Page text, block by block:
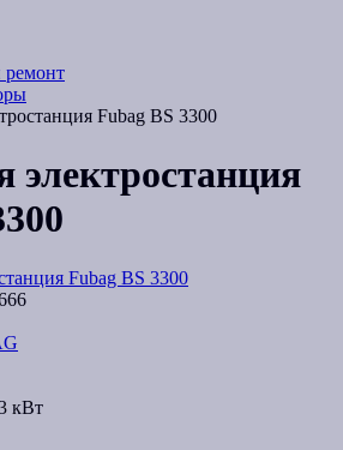
ремонт
Fubag BS 3300
электростанция
кВт